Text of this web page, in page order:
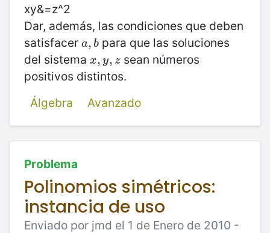
xy&=z^2
Dar, además, las condiciones que deben
satisfacer a, b
a,b para que las soluciones
del sistema x, y, z
x,y,z
sean números
positivos distintos.
Álgebra
Avanzado
Problema
Polinomios simétricos:
instancia de uso
Enviado por jmd el 1 de Enero de 2010 -